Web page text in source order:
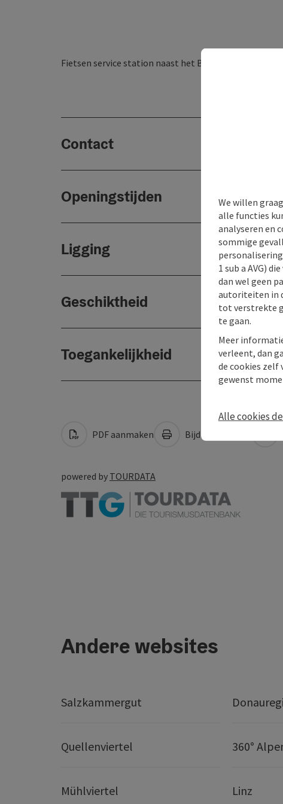
Fietsen service station naast het Böhmerwald
Contact
Openingstijden
Ligging
Geschiktheid
Toegankelijkheid
PDF aanmaken Bijdrage printen
powered by TOURDATA
Andere websites
Salzkammergut
Quellenviertel 360°
Mühlviertel Linz
We willen
alle functies
analyseren en
sommige
1 sub a AVG)
dan wel geen
autoriteiten in
tot verstrekte
te gaan.
Meer
verleent, dan
de cookies zelf
gewenst
Alle cookies